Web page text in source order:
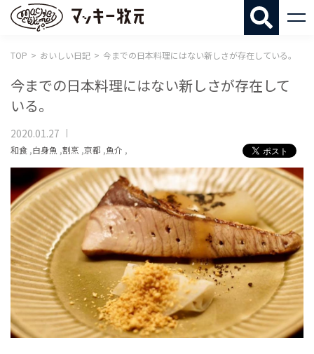
TOP おいしい日記 今までの日本料理にはない新しさが存在している。
今までの日本料理にはない新しさが存在して
いる。
2020.01.27
和食 ,白身魚 ,割烹 ,京都 ,魚介 ,